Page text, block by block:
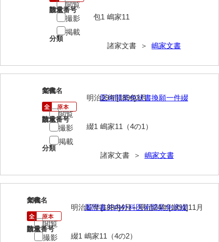
金谷家文書
金子家文書
兼重家文書
上矢田井手文書
嘉村家文書
亀田家文書
賀屋家文書
河崎家文書（旧神代村）
河田家文書
請求番号
嶋家11
分類
諸家文書 ＞ 嶋家文書
数量
包1
閲覧
撮影
掲載
12
文書名
医術開業免状書換願一件綴
請求番号
嶋家11（4の1）
分類
諸家文書 ＞ 嶋家文書
年代
明治29年[1896]3月
数量
綴1
閲覧
撮影
掲載
13
文書名
履歴書并内外科医術開業免状綴
請求番号
嶋家11（4の2）
年代
明治17年[1884]4月～明治24年[1891]11月
数量
綴1
閲覧
撮影